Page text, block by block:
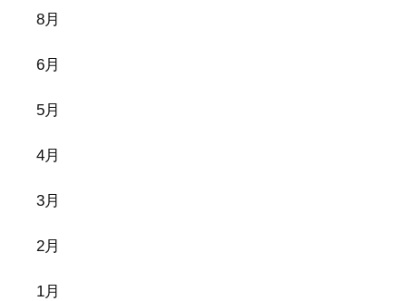
8月
6月
5月
4月
3月
2月
1月